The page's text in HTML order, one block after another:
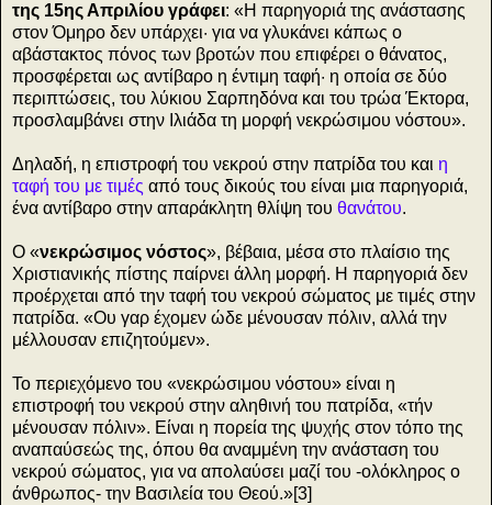
της 15ης Απριλίου γράφει: «Η παρηγοριά της ανάστασης
στον Όμηρο δεν υπάρχει· για να γλυκάνει κάπως ο
αβάστακτος πόνος των βροτών που επιφέρει ο θάνατος,
προσφέρεται ως αντίβαρο η έντιμη ταφή· η οποία σε δύο
περιπτώσεις, του λύκιου Σαρπηδόνα και του τρώα Έκτορα,
προσλαμβάνει στην Ιλιάδα τη μορφή νεκρώσιμου νόστου».
Δηλαδή, η επιστροφή του νεκρού στην πατρίδα του και η
ταφή του με τιμές από τους δικούς του είναι μια παρηγοριά,
ένα αντίβαρο στην απαράκλητη θλίψη του θανάτου.
Ο «νεκρώσιμος νόστος», βέβαια, μέσα στο πλαίσιο της
Χριστιανικής πίστης παίρνει άλλη μορφή. Η παρηγοριά δεν
προέρχεται από την ταφή του νεκρού σώματος με τιμές στην
πατρίδα. «Ου γαρ έχομεν ώδε μένουσαν πόλιν, αλλά την
μέλλουσαν επιζητούμεν».
Το περιεχόμενο του «νεκρώσιμου νόστου» είναι η
επιστροφή του νεκρού στην αληθινή του πατρίδα, «τήν
μένουσαν πόλιν». Είναι η πορεία της ψυχής στον τόπο της
αναπαύσεώς της, όπου θα αναμμένη την ανάσταση του
νεκρού σώματος, για να απολαύσει μαζί του -ολόκληρος ο
άνθρωπος- την Βασιλεία του Θεού.»[3]